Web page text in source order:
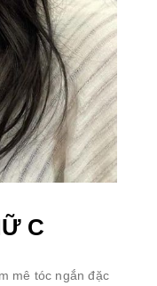
C
mê tóc ngắn đặc